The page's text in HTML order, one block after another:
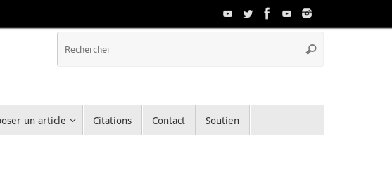
Rechercher
un article Citations Contact Soutien